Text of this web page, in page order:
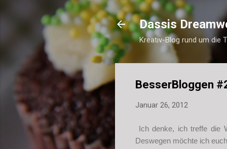
Dassis
Kreativ-Blog rund um die
BesserBloggen
Januar 26, 2012
Ich denke, ich treffe die
Deswegen möchte ich